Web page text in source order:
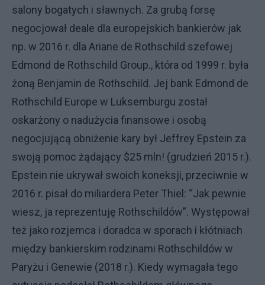
salony bogatych i sławnych. Za grubą forsę
negocjował deale dla europejskich bankierów jak
np. w 2016 r. dla Ariane de Rothschild szefowej
Edmond de Rothschild Group., która od 1999 r. była
żoną Benjamin de Rothschild. Jej bank Edmond de
Rothschild Europe w Luksemburgu został
oskarżony o nadużycia finansowe i osobą
negocjującą obniżenie kary był Jeffrey Epstein za
swoją pomoc żądający $25 mln! (grudzień 2015 r.).
Epstein nie ukrywał swoich koneksji, przeciwnie w
2016 r. pisał do miliardera Peter Thiel: “Jak pewnie
wiesz, ja reprezentuję Rothschildów”. Występował
też jako rozjemca i doradca w sporach i kłótniach
między bankierskim rodzinami Rothschildów w
Paryżu i Genewie (2018 r.). Kiedy wymagała tego